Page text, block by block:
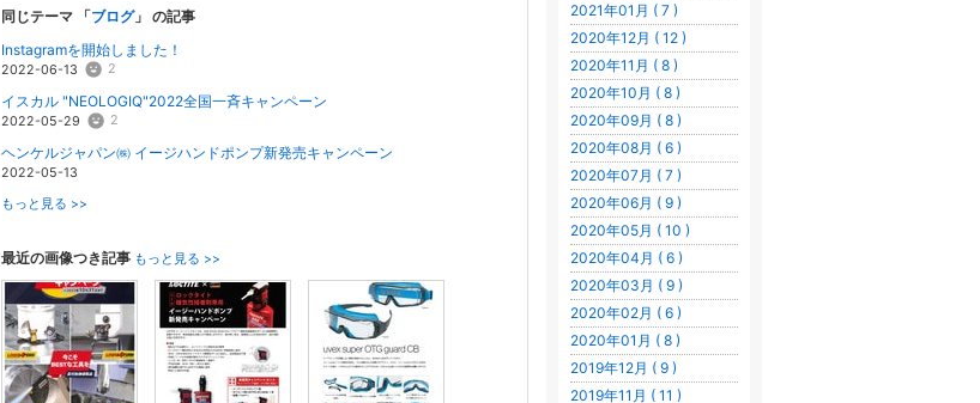
同じテーマ 「ブログ」 の記事
Instagramを開始しました！
2022-06-13 2
イスカル "NEOLOGIQ"2022全国一斉キャンペーン
2022-05-29 2
ヘンケルジャパン㈱ イージハンドポンプ新発売キャンペーン
2022-05-13
もっと見る >>
最近の画像つき記事 もっと見る >>
2021年01月 ( 7 )
2020年12月 ( 12 )
2020年11月 ( 8 )
2020年10月 ( 8 )
2020年09月 ( 8 )
2020年08月 ( 6 )
2020年07月 ( 7 )
2020年06月 ( 9 )
2020年05月 ( 10 )
2020年04月 ( 6 )
2020年03月 ( 9 )
2020年02月 ( 6 )
2020年01月 ( 8 )
2019年12月 ( 9 )
2019年11月 ( 11 )